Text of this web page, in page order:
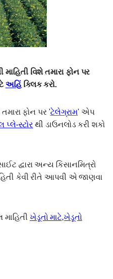
વિશે તમારા ફોન પર
અહિંક્લિક કરો.
ફોન પર 'ટેલેગ્રામ' એપ
પ્લે-સ્ટોર થી ડાઉનલોડ કરી શકો
દ્વારા અન્ય કિસાનમિત્રો
કેવી રીતે આપવી એ જાણવા
ખેડૂતો માટે,ખેડૂતો